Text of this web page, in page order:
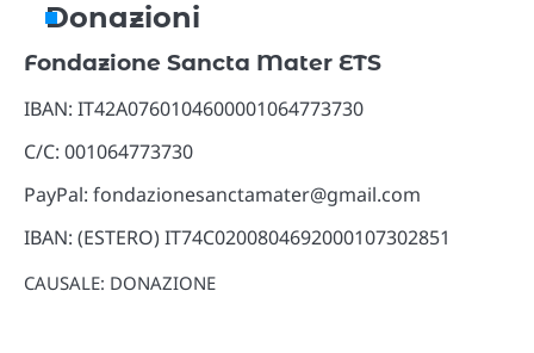
Donazioni
Fondazione Sancta Mater ETS
IBAN: IT42A0760104600001064773730
C/C: 001064773730
PayPal: fondazionesanctamater@gmail.com
IBAN: (ESTERO) IT74C0200804692000107302851
CAUSALE: DONAZIONE